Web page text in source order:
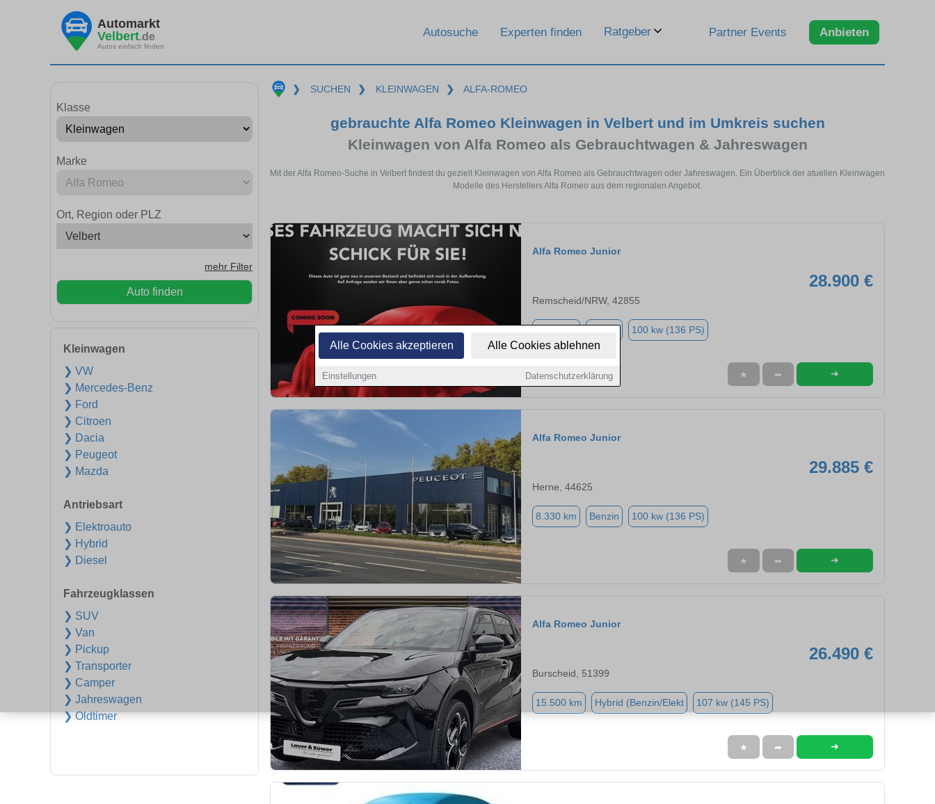
Alle Cookies akzeptieren Alle Cookies ablehnen
Einstellungen Datenschutzerklärung
Automarkt
Velbert.de
Autos einfach finden
Autosuche Experten finden Ratgeber Partner Events Anbieten
Klasse
Marke
Ort, Region oder PLZ
mehr Filter
Auto finden
Kleinwagen
❯ VW
❯ Mercedes-Benz
❯ Ford
❯ Citroen
❯ Dacia
❯ Peugeot
❯ Mazda
Antriebsart
❯ Elektroauto
❯ Hybrid
❯ Diesel
Fahrzeugklassen
❯ SUV
❯ Van
❯ Pickup
❯ Transporter
❯ Camper
❯ Jahreswagen
❯ Oldtimer
❯ SUCHEN ❯ KLEINWAGEN ❯ ALFA-ROMEO
gebrauchte Alfa Romeo Kleinwagen in Velbert und im Umkreis suchen
Kleinwagen von Alfa Romeo als Gebrauchtwagen & Jahreswagen
Mit der Alfa Romeo-Suche in Velbert findest du gezielt Kleinwagen von Alfa Romeo als Gebrauchtwagen oder Jahreswagen. Ein Überblick der atuellen Kleinwagen
Modelle des Herstellers Alfa Romeo aus dem regionalen Angebot.
Alfa Romeo Junior
28.900 €
Remscheid/NRW, 42855
100 kw (136 PS)
★ ➦ ➜
Alfa Romeo Junior
29.885 €
Herne, 44625
8.330 km Benzin 100 kw (136 PS)
★ ➦ ➜
Alfa Romeo Junior
26.490 €
Burscheid, 51399
15.500 km Hybrid (Benzin/Elekt 107 kw (145 PS)
★ ➦ ➜